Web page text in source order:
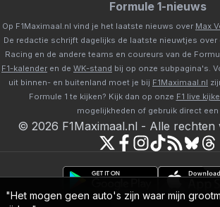
Formule 1-nieuws
Op F1Maximaal.nl vind je het laatste nieuws over Max
De redactie schrijft dagelijks de laatste nieuwtjes over
Racing en de andere teams en coureurs van de
F1-kalender en de WK-stand bij op onze subpagina's.
uit binnen- en buitenland moet je bij F1Maximaal.nl
Formule 1 te kijken? Kijk dan op onze F1 live
mogelijkheden of gebruik direct een
© 2026 F1Maximaal.nl - Alle rechten
Powered by Newsifier
"Het mogen geen auto's zijn waar mijn